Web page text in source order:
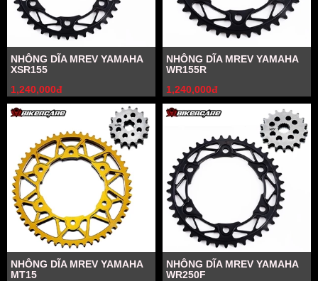
NHÔNG DĨA MREV YAMAHA
XSR155
1,240,000đ
NHÔNG DĨA MREV YAMAHA
WR155R
1,240,000đ
NHÔNG DĨA MREV YAMAHA
MT15
NHÔNG DĨA MREV YAMAHA
WR250F